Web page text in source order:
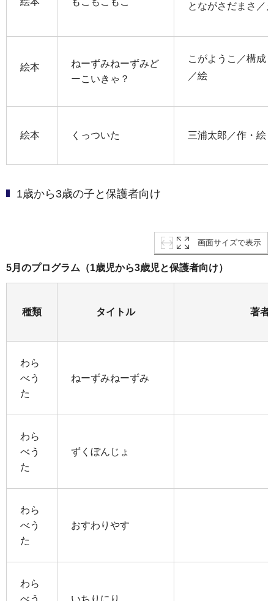
とながさだまさ／
絵本
ねーずみねーずみど
ーこいきゃ？
こがようこ／構成
／絵
絵本 くっついた 三浦太郎／作・絵
1歳から3歳の子と保護者向け
画面サイズで表示
5月のプログラム（1歳児から3歳児と保護者向け）
種類 タイトル 著者
わら
べう
た
ねーずみねーずみ
わら
べう
た
ずくぼんじょ
わら
べう
た
おすわりやす
わら